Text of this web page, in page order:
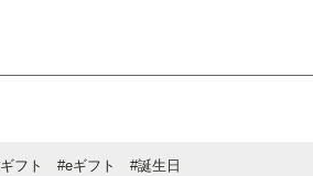
フト #eギフト #誕生日